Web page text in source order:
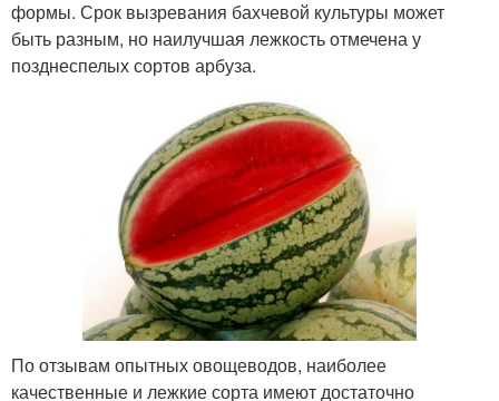
формы. Срок вызревания бахчевой культуры может
быть разным, но наилучшая лежкость отмечена у
позднеспелых сортов арбуза.
По отзывам опытных овощеводов, наиболее
качественные и лежкие сорта имеют достаточно